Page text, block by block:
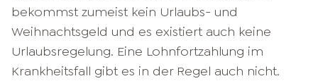
bekommst zumeist kein Urlaubs- und
Weihnachtsgeld und es existiert auch keine
Urlaubsregelung. Eine Lohnfortzahlung im
Krankheitsfall gibt es in der Regel auch nicht.